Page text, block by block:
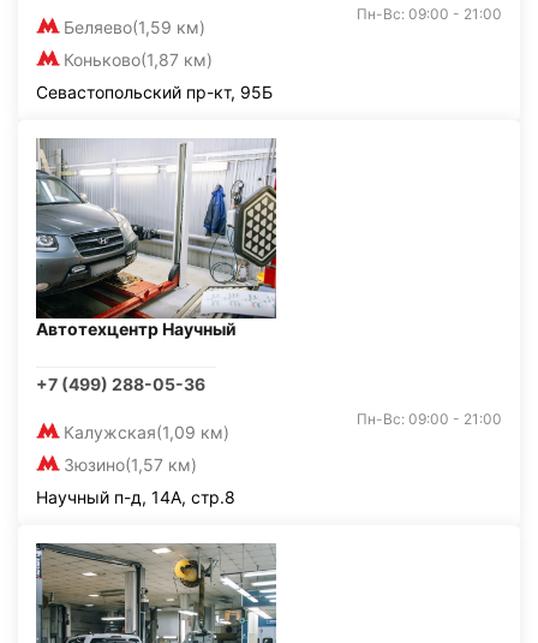
Беляево(1,59 км)
Коньково(1,87 км)
Пн-Вс: 09:00 - 21:00
Севастопольский пр-кт, 95Б
Автотехцентр Научный
+7 (499) 288-05-36
Калужская(1,09 км)
Зюзино(1,57 км)
Пн-Вс: 09:00 - 21:00
Научный п-д, 14А, стр.8